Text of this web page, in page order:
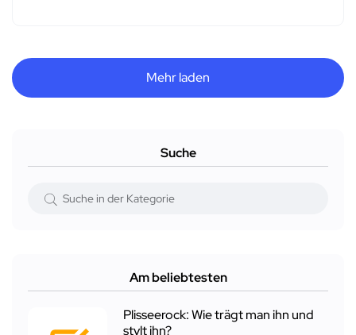
Mehr laden
Suche
Am beliebtesten
Plisseerock: Wie trägt man ihn und
stylt ihn?